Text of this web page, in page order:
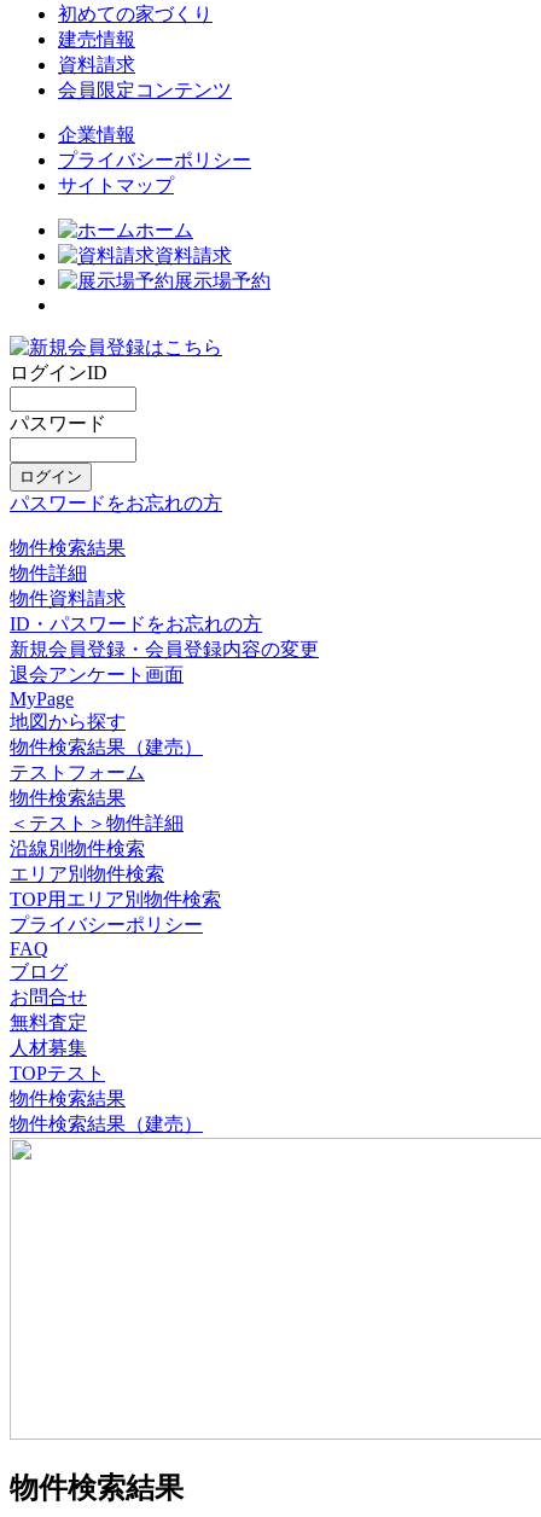
初めての家づくり
建売情報
資料請求
会員限定コンテンツ
企業情報
プライバシーポリシー
サイトマップ
ホーム
資料請求
展示場予約
ログインID
パスワード
パスワードをお忘れの方
物件検索結果
物件詳細
物件資料請求
ID・パスワードをお忘れの方
新規会員登録・会員登録内容の変更
退会アンケート画面
MyPage
地図から探す
物件検索結果（建売）
テストフォーム
物件検索結果
＜テスト＞物件詳細
沿線別物件検索
エリア別物件検索
TOP用エリア別物件検索
プライバシーポリシー
FAQ
ブログ
お問合せ
無料査定
人材募集
TOPテスト
物件検索結果
物件検索結果（建売）
物件検索結果